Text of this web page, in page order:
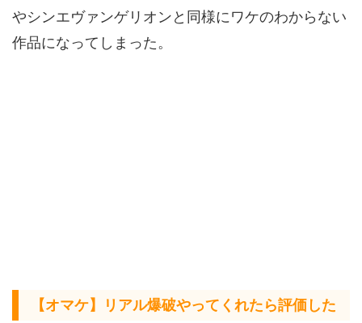
やシンエヴァンゲリオンと同様にワケのわからない
作品になってしまった。
【オマケ】リアル爆破やってくれたら評価した